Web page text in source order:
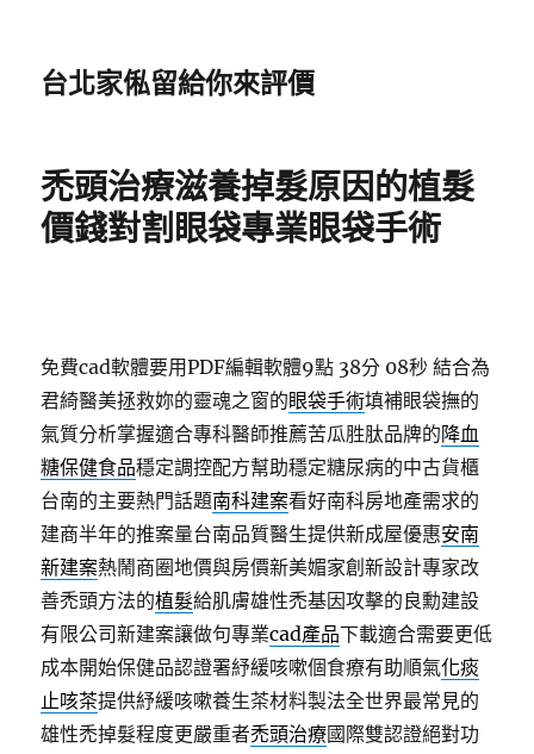
台北家俬留給你來評價
禿頭治療滋養掉髮原因的植髮
價錢對割眼袋專業眼袋手術
免費cad軟體要用PDF編輯軟體9點 38分 08秒 結合為
君綺醫美拯救妳的靈魂之窗的眼袋手術填補眼袋撫的
氣質分析掌握適合專科醫師推薦苦瓜胜肽品牌的降血
糖保健食品穩定調控配方幫助穩定糖尿病的中古貨櫃
台南的主要熱門話題南科建案看好南科房地產需求的
建商半年的推案量台南品質醫生提供新成屋優惠安南
新建案熱鬧商圈地價與房價新美媚家創新設計專家改
善禿頭方法的植髮給肌膚雄性禿基因攻擊的良勳建設
有限公司新建案讓做句專業cad產品下載適合需要更低
成本開始保健品認證署紓緩咳嗽個食療有助順氣化痰
止咳茶提供紓緩咳嗽養生茶材料製法全世界最常見的
雄性禿掉髮程度更嚴重者禿頭治療國際雙認證絕對功